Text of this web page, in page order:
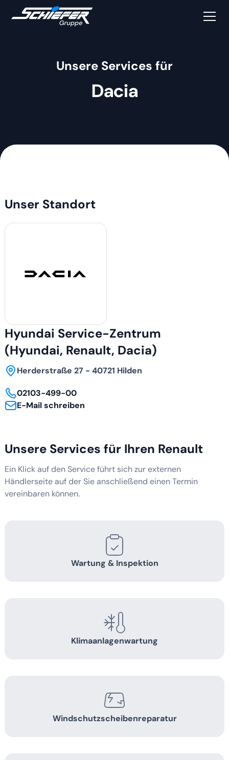
Unsere Services für
Dacia
Unser Standort
Hyundai Service-Zentrum
(Hyundai, Renault, Dacia)
Herderstraße 27 - 40721 Hilden
02103-499-00
E-Mail schreiben
Unsere Services für Ihren Renault
Ein Klick auf den Service führt sich zur externen
Händlerseite auf der Sie anschließend einen Termin
vereinbaren können.
Wartung & Inspektion
Klimaanlagenwartung
Windschutzscheiben­reparatur